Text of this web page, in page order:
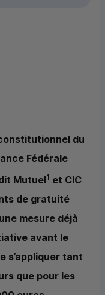
du
Fédérale
Mutuel1 et CIC
de gratuité
mesure déjà
avant le
s’appliquer tant
que pour les